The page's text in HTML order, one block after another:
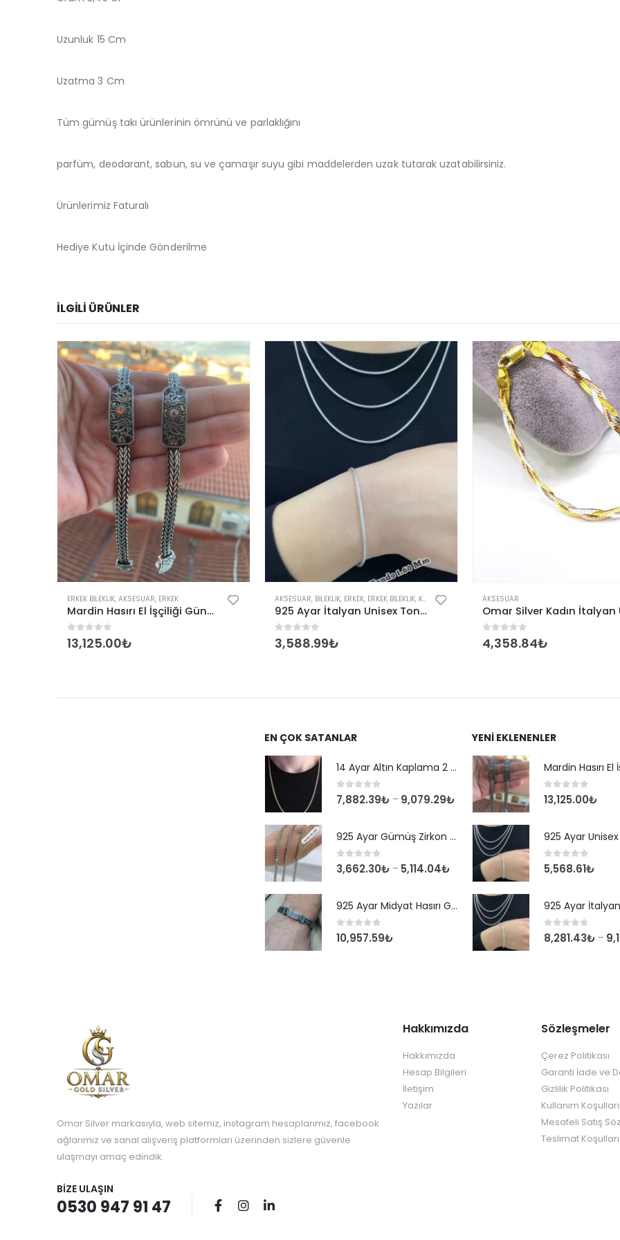
Uzunluk 15 Cm
Uzatma 3 Cm
Tüm gümüş takı ürünlerinin ömrünü ve parlaklığını
parfüm, deodarant, sabun, su ve çamaşır suyu gibi maddelerden uzak tutarak uzatabilirsiniz.
Ürünlerimiz Faturalı
Hediye Kutu İçinde Gönderilme
İLGILI ÜRÜNLER
ERKEK BILEKLIK, AKSESUAR, ERKEK
Mardin Hasırı El İşçiliği Güneş Sembollü Gümüş Erkek Bileklik
0out of 5
13,125.00₺
AKSESUAR, BILEKLIK, ERKEK, ERKEK BILEKLIK, KADIN
925 Ayar İtalyan Unisex Tondo 1,60 mm Bileklik
0 out of 5
3,588.99₺
AKSESUAR
0out of 5
4,358.84₺
EN ÇOK SATANLAR
14 Ayar Altın Kaplama 2 mm Kare Kral Zincir Kolye
0 out of 5
7,882.39₺ – 9,079.29₺
925 Ayar Gümüş Zirkon Taşlı Yuvarlak Suyolu Bileklik
0 out of 5
3,662.30₺ – 5,114.04₺
925 Ayar Midyat Hasırı Gümüş Erkek Bilekliği
0out of 5
10,957.59₺
YENI EKLENENLER
0out of 5
13,125.00₺
0 out of 5
5,568.61₺
0 out of 5
8,281.43₺ –
Omar Silver markasıyla, web sitemiz, instagram hesaplarımız, facebook
ağlarımız ve sanal alışveriş platformları üzerinden sizlere güvenle
ulaşmayı amaç edindik.
BIZE ULAŞIN
0530 947 91 47
Hakkımızda
Hakkımızda
Hesap Bilgileri
İletişim
Yazılar
Sözleşmeler
Çerez Politikası
Garanti İade ve
Gizlilik Politikası
Kullanım Koşulları
Mesafeli Satış
Teslimat Koşulları